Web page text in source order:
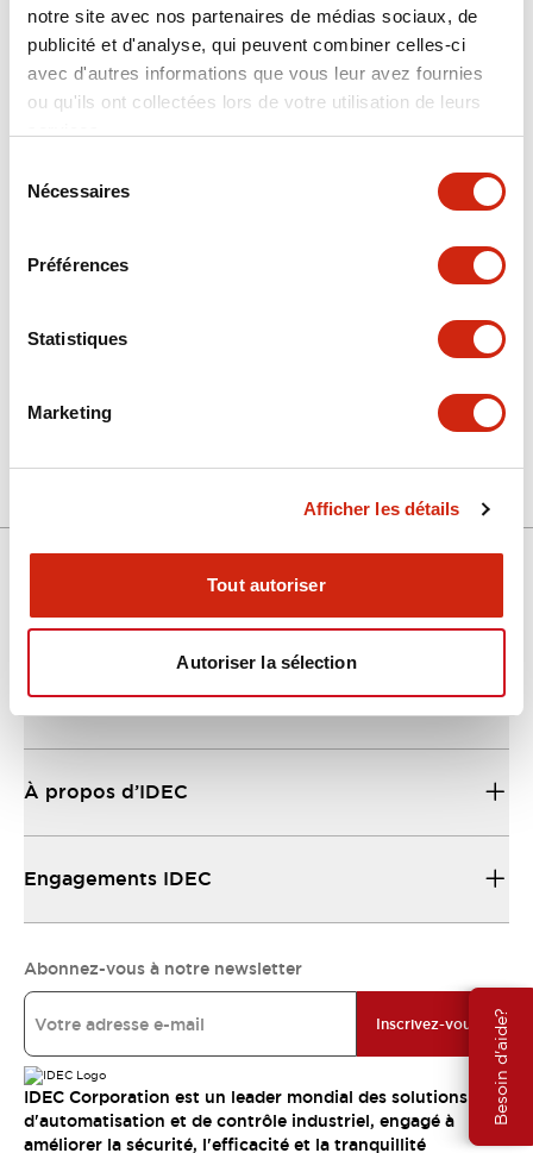
notre site avec nos partenaires de médias sociaux, de
publicité et d'analyse, qui peuvent combiner celles-ci
avec d'autres informations que vous leur avez fournies
ou qu'ils ont collectées lors de votre utilisation de leurs
Nécessaires
Préférences
Statistiques
Marketing
Afficher les détails
Tout autoriser
Autoriser la sélection
Besoin d'aide?
Ajouter au devis
Documents et fichiers
08/05/2026
Support
Ressources et documents
À propos d’IDEC
Engagements IDEC
Abonnez-vous à notre newsletter
Inscrivez-vous
IDEC Corporation est un leader mondial des solutions
d'automatisation et de contrôle industriel, engagé à
améliorer la sécurité, l'efficacité et la tranquillité